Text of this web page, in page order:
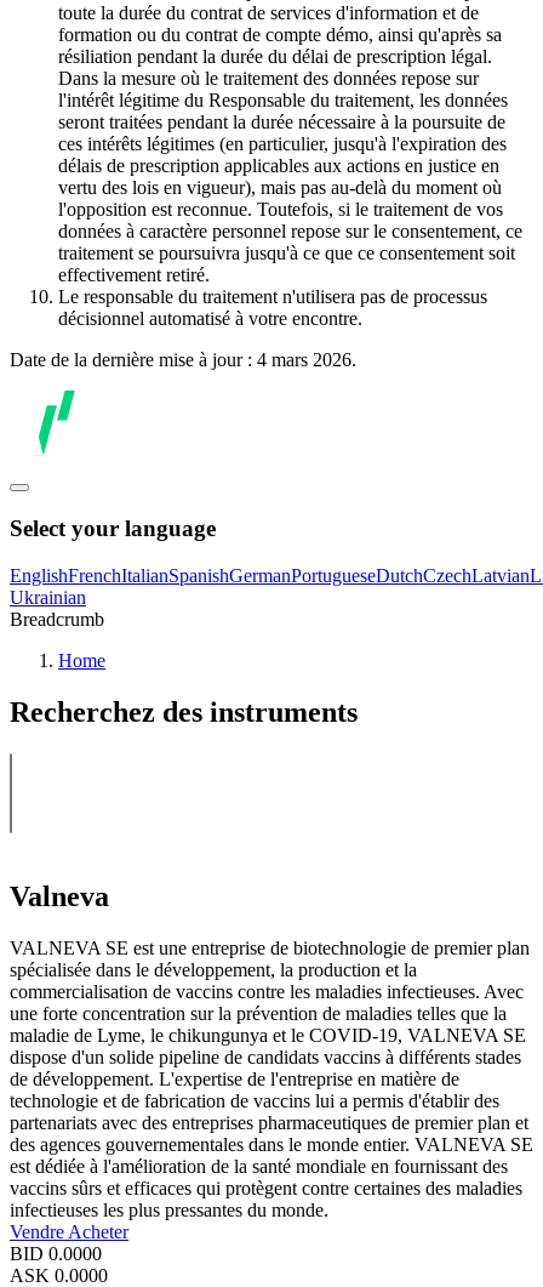
toute la durée du contrat de services d'information et de
formation ou du contrat de compte démo, ainsi qu'après sa
résiliation pendant la durée du délai de prescription légal.
Dans la mesure où le traitement des données repose sur
l'intérêt légitime du Responsable du traitement, les données
seront traitées pendant la durée nécessaire à la poursuite de
ces intérêts légitimes (en particulier, jusqu'à l'expiration des
délais de prescription applicables aux actions en justice en
vertu des lois en vigueur), mais pas au-delà du moment où
l'opposition est reconnue. Toutefois, si le traitement de vos
données à caractère personnel repose sur le consentement, ce
traitement se poursuivra jusqu'à ce que ce consentement soit
effectivement retiré.
Le responsable du traitement n'utilisera pas de processus
décisionnel automatisé à votre encontre.
Date de la dernière mise à jour : 4 mars 2026.
Select your language
EnglishFrenchItalianSpanishGermanPortugueseDutchCzechLatvian
Ukrainian
Breadcrumb
Home
Recherchez des instruments
Valneva
VALNEVA SE est une entreprise de biotechnologie de premier plan
spécialisée dans le développement, la production et la
commercialisation de vaccins contre les maladies infectieuses. Avec
une forte concentration sur la prévention de maladies telles que la
maladie de Lyme, le chikungunya et le COVID-19, VALNEVA SE
dispose d'un solide pipeline de candidats vaccins à différents stades
de développement. L'expertise de l'entreprise en matière de
technologie et de fabrication de vaccins lui a permis d'établir des
partenariats avec des entreprises pharmaceutiques de premier plan et
des agences gouvernementales dans le monde entier. VALNEVA SE
est dédiée à l'amélioration de la santé mondiale en fournissant des
vaccins sûrs et efficaces qui protègent contre certaines des maladies
infectieuses les plus pressantes du monde.
Vendre Acheter
BID 0.0000
ASK 0.0000